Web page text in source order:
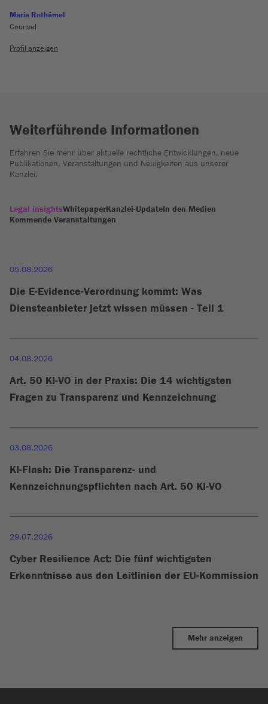
Maria Rothämel
Counsel
Profil anzeigen
Weiterführende Informationen
Erfahren Sie mehr über aktuelle rechtliche Entwicklungen, neue
Publikationen, Veranstaltungen und Neuigkeiten aus unserer
Kanzlei.
Legal insightsWhitepaperKanzlei-UpdateIn den Medien
Kommende Veranstaltungen
05.08.2026
Die E-Evidence-Verordnung kommt: Was
Diensteanbieter jetzt wissen müssen - Teil 1
04.08.2026
Art. 50 KI-VO in der Praxis: Die 14 wichtigsten
Fragen zu Transparenz und Kennzeichnung
03.08.2026
KI-Flash: Die Transparenz- und
Kennzeichnungspflichten nach Art. 50 KI-VO
29.07.2026
Cyber Resilience Act: Die fünf wichtigsten
Erkenntnisse aus den Leitlinien der EU-Kommission
Mehr anzeigen